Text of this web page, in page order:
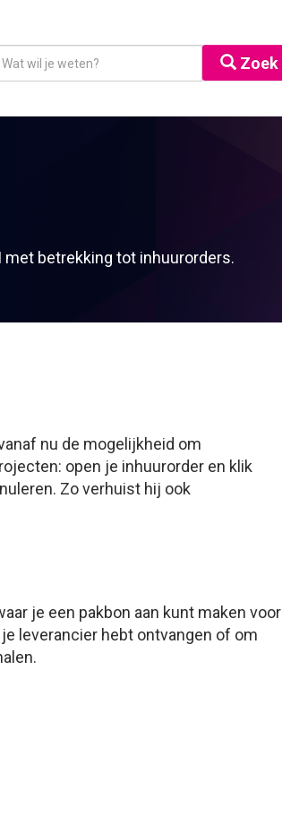
Zoek
met betrekking tot inhuurorders.
nu de mogelijkheid om
open je inhuurorder en klik
Zo verhuist hij ook
je een pakbon aan kunt maken voor
leverancier hebt ontvangen of om